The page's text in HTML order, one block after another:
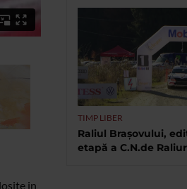
in
TIMP LIBER
Raliul Brașovului,
etapă a C.N.de